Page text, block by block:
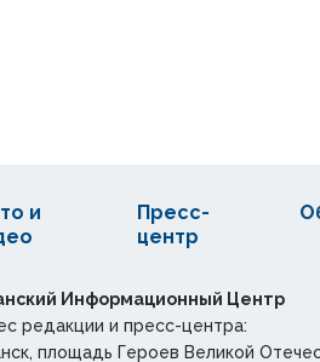
и
Пресс-
центр
Информационный Центр
редакции и пресс-центра:
площадь Героев Великой